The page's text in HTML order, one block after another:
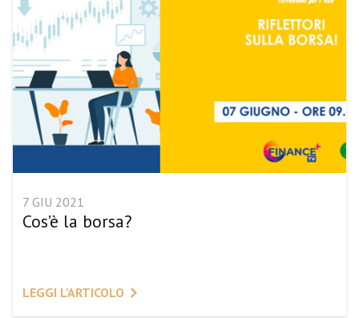
7 GIU 2021
Cos’è la borsa?
LEGGI L’ARTICOLO